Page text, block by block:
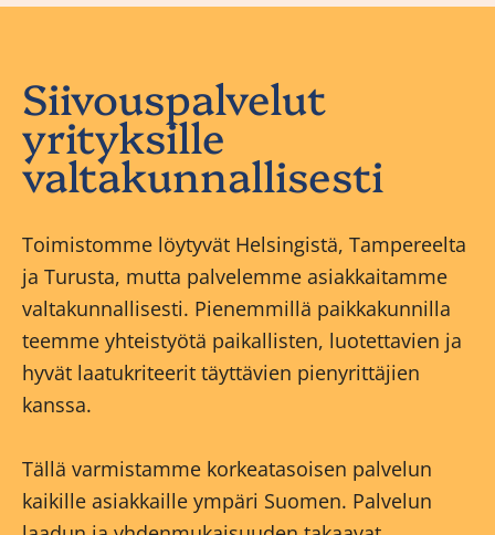
Siivouspalvelut
yrityksille
valtakunnallisesti
Toimistomme löytyvät Helsingistä, Tampereelta
ja Turusta, mutta palvelemme asiakkaitamme
valtakunnallisesti. Pienemmillä paikkakunnilla
teemme yhteistyötä paikallisten, luotettavien ja
hyvät laatukriteerit täyttävien pienyrittäjien
kanssa.
Tällä varmistamme korkeatasoisen palvelun
kaikille asiakkaille ympäri Suomen. Palvelun